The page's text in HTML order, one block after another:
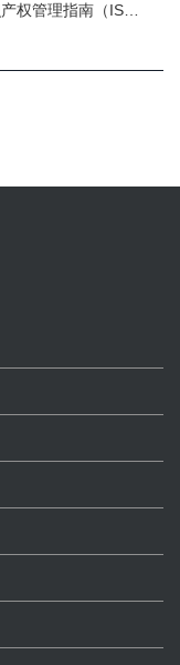
三环承办越秀区创新管理-知识产权管理指南（ISO56005）加速释放创新活力培训活动